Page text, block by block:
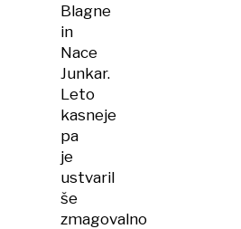
Blagne
in
Nace
Junkar.
Leto
kasneje
pa
je
ustvaril
še
zmagovalno